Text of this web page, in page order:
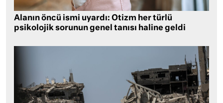
Alanın öncü ismi uyardı: Otizm her türlü
psikolojik sorunun genel tanısı haline geldi